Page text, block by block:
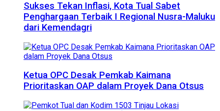
Sukses Tekan Inflasi, Kota Tual Sabet
Penghargaan Terbaik I Regional Nusra-Maluku
dari Kemendagri
Ketua OPC Desak Pemkab Kaimana
Prioritaskan OAP dalam Proyek Dana Otsus